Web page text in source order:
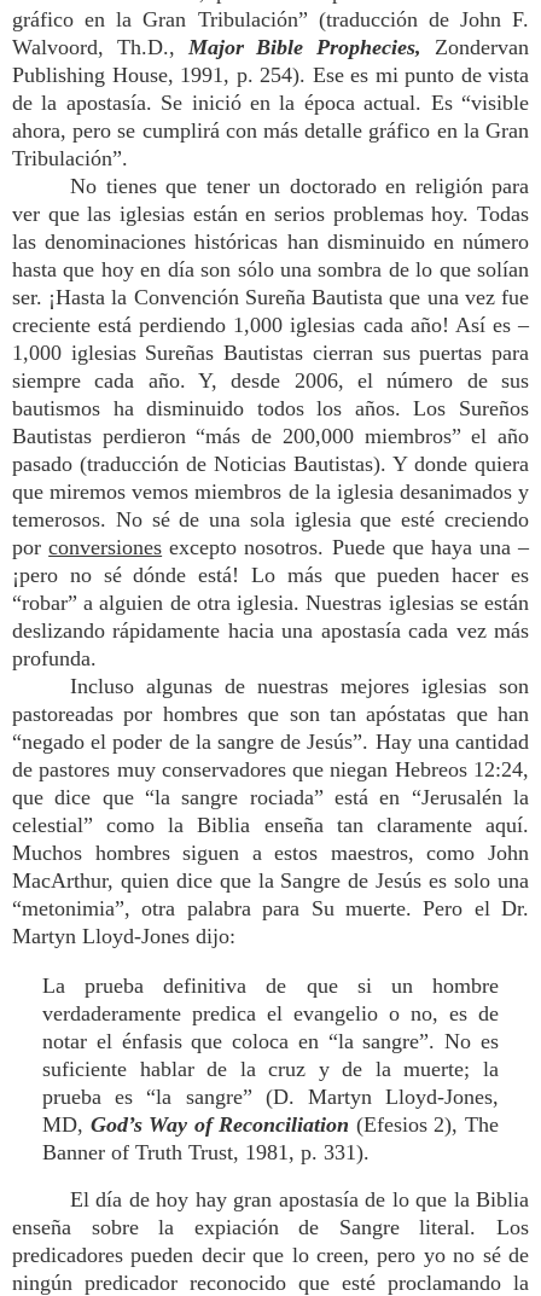
gráfico en la Gran Tribulación” (traducción de John F.
Walvoord, Th.D.,Major Bible Prophecies,
Zondervan
Publishing House, 1991, p. 254). Ese es mi punto de vista
de la apostasía. Se inició en la época actual. Es “visible
ahora, pero se cumplirá con más detalle gráfico en la Gran
Tribulación”.
No tienes que tener un doctorado en religión para
ver que las iglesias están en serios problemas hoy. Todas
las denominaciones históricas han disminuido en número
hasta que hoy en día son sólo una sombra de lo que solían
ser. ¡Hasta la Convención Sureña Bautista que una vez fue
creciente está perdiendo 1,000 iglesias cada año! Así es –
1,000 iglesias Sureñas Bautistas cierran sus puertas para
siempre cada año. Y, desde 2006, el número de sus
bautismos ha disminuido todos los años. Los Sureños
Bautistas perdieron “más de 200,000 miembros” el año
pasado (traducción de Noticias Bautistas). Y donde quiera
que miremos vemos miembros de la iglesia desanimados y
temerosos. No sé de una sola iglesia que esté creciendo
porconversiones excepto nosotros. Puede que haya una –
¡pero no sé dónde está! Lo más que pueden hacer es
“robar” a alguien de otra iglesia. Nuestras iglesias se están
deslizando rápidamente hacia una apostasía cada vez más
profunda.
Incluso algunas de nuestras mejores iglesias son
pastoreadas por hombres que son tan apóstatas que han
“negado el poder de la sangre de Jesús”. Hay una cantidad
de pastores muy conservadores que niegan Hebreos 12:24,
que dice que “la sangre rociada” está en “Jerusalén la
celestial” como la Biblia enseña tan claramente aquí.
Muchos hombres siguen a estos maestros, como John
MacArthur, quien dice que la Sangre de Jesús es solo una
“metonimia”, otra palabra para Su muerte. Pero el Dr.
Martyn Lloyd-Jones dijo:
La prueba definitiva de que si un hombre
verdaderamente predica el evangelio o no, es de
notar el énfasis que coloca en “la sangre”. No es
suficiente hablar de la cruz y de la muerte; la
prueba es “la sangre” (D. Martyn Lloyd-Jones,
MD, God’s Way of Reconciliation (Efesios 2), The
Banner of Truth Trust, 1981, p. 331).
El día de hoy hay gran apostasía de lo que la Biblia
enseña sobre la expiación de Sangre literal. Los
predicadores pueden decir que lo creen, pero yo no sé de
ningún predicador reconocido que esté proclamando la